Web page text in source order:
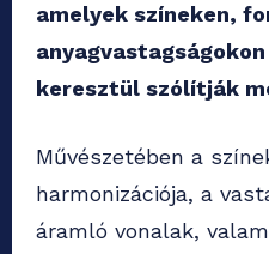
amelyek színeken,
keresztül szólítják
Művészetében a
harmonizációja, a
áramló vonalak,